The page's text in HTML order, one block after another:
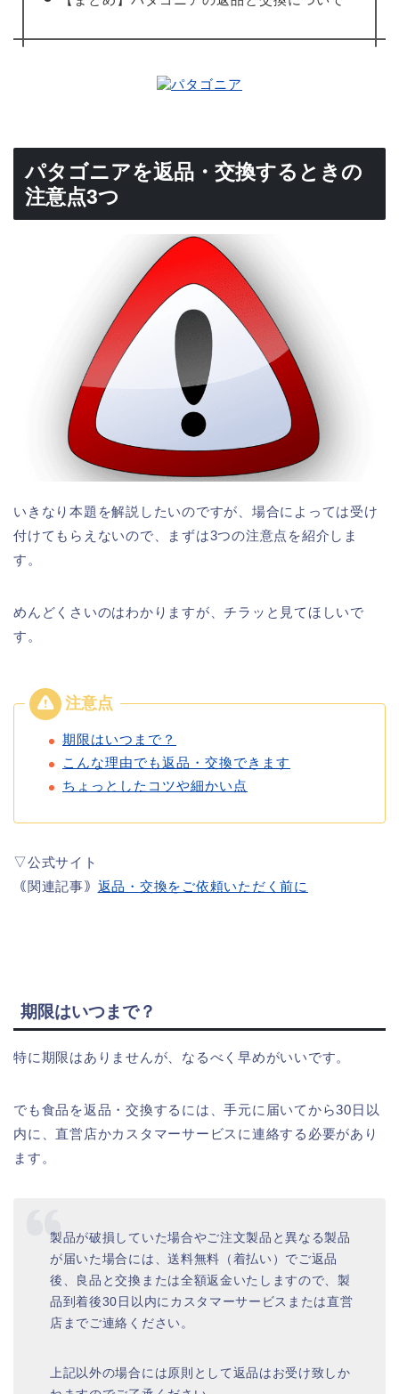
パタゴニアを返品・交換するときの
注意点3つ
いきなり本題を解説したいのですが、場合によっては受け
付けてもらえないので、まずは3つの注意点を紹介しま
す。
めんどくさいのはわかりますが、チラッと見てほしいで
す。
期限はいつまで？
こんな理由でも返品・交換できます
ちょっとしたコツや細かい点
▽公式サイト
｟関連記事｠ 返品・交換をご依頼いただく前に
期限はいつまで？
特に期限はありませんが、なるべく早めがいいです。
でも食品を返品・交換するには、手元に届いてから30日以
内に、直営店かカスタマーサービスに連絡する必要があり
ます。
製品が破損していた場合やご注文製品と異なる製品
が届いた場合には、送料無料（着払い）でご返品
後、良品と交換または全額返金いたしますので、製
品到着後30日以内にカスタマーサービスまたは直営
店までご連絡ください。
上記以外の場合には原則として返品はお受け致しか